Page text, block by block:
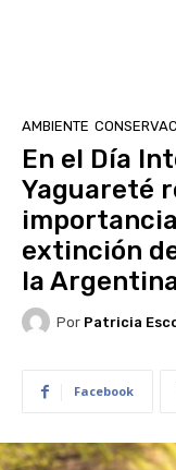
AMBIENTE
En el Día
Yaguareté
extinción
la
Por Patricia
Facebook